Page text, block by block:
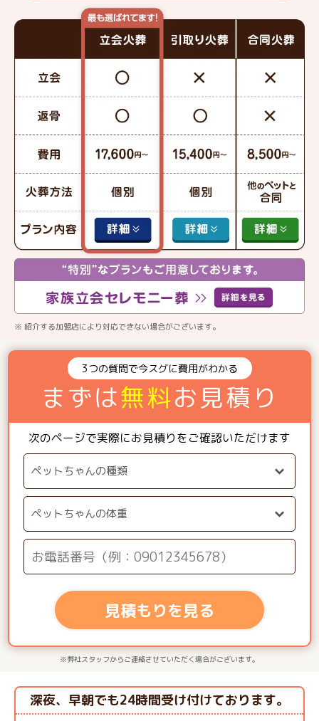
※ 紹介する加盟店により対応できない場合がございます。
3つの質問で今スグに費用がわかる
まずは無料お見積り
次のページで実際にお見積りをご確認いただけます
見積もりを見る
※弊社スタッフからご連絡させていただく場合がございます。
深夜、早朝でも24時間受け付けております。